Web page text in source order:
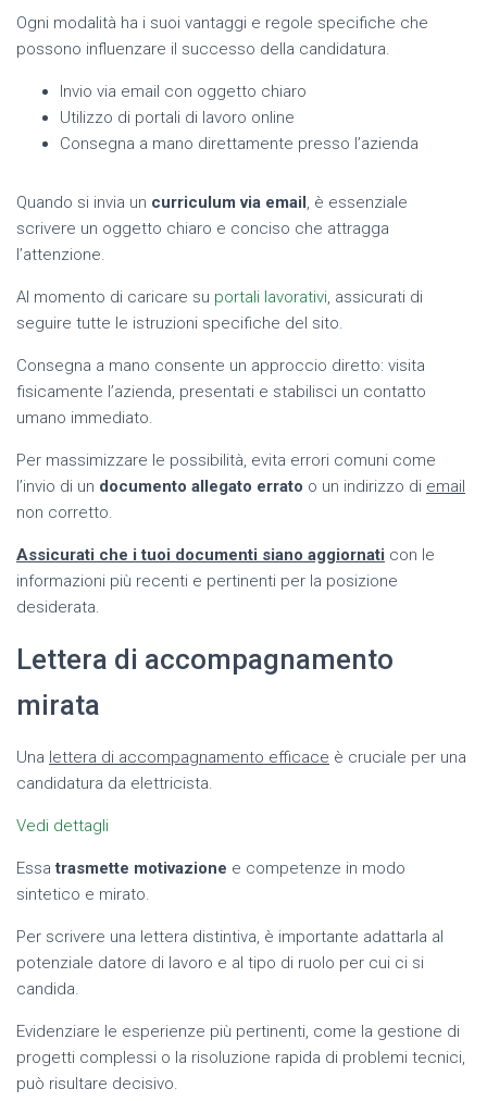
Ogni modalità ha i suoi vantaggi e regole specifiche che
possono influenzare il successo della candidatura.
Invio via email con oggetto chiaro
Utilizzo di portali di lavoro online
Consegna a mano direttamente presso l’azienda
Quando si invia un curriculum via email, è essenziale
scrivere un oggetto chiaro e conciso che attragga
l’attenzione.
Al momento di caricare su portali lavorativi, assicurati di
seguire tutte le istruzioni specifiche del sito.
Consegna a mano consente un approccio diretto: visita
fisicamente l’azienda, presentati e stabilisci un contatto
umano immediato.
Per massimizzare le possibilità, evita errori comuni come
l’invio di un documento allegato errato o un indirizzo di email
non corretto.
Assicurati che i tuoi documenti siano aggiornati con le
informazioni più recenti e pertinenti per la posizione
desiderata.
Lettera di accompagnamento
mirata
Una lettera di accompagnamento efficace è cruciale per una
candidatura da elettricista.
Vedi dettagli
Essatrasmette motivazione e competenze in modo
sintetico e mirato.
Per scrivere una lettera distintiva, è importante adattarla al
potenziale datore di lavoro e al tipo di ruolo per cui ci si
candida.
Evidenziare le esperienze più pertinenti, come la gestione di
progetti complessi o la risoluzione rapida di problemi tecnici,
può risultare decisivo.